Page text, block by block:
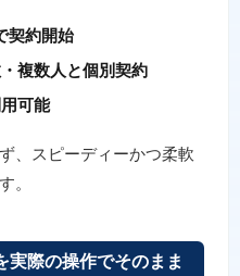
契約開始
複数人と個別契約
可能
、スピーディーかつ柔軟
。
実際の操作でそのまま